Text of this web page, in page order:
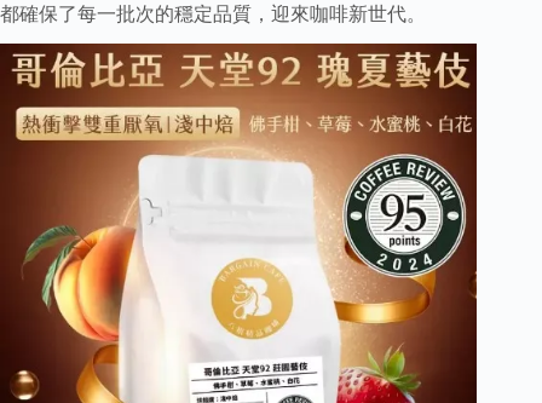
都確保了每一批次的穩定品質，迎來咖啡新世代。